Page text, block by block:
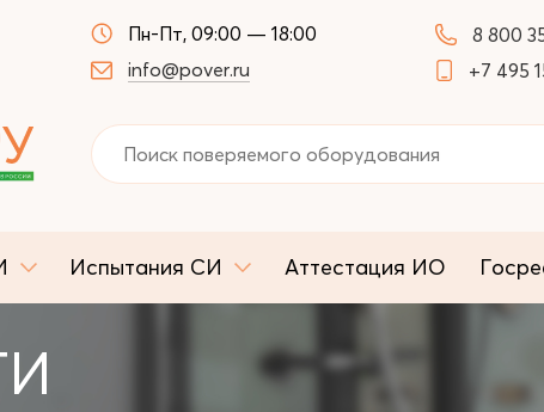
Пн-Пт, 09:00 — 18:00
info@pover.ru
8 800
+7 495
Испытания СИ Аттестация ИО